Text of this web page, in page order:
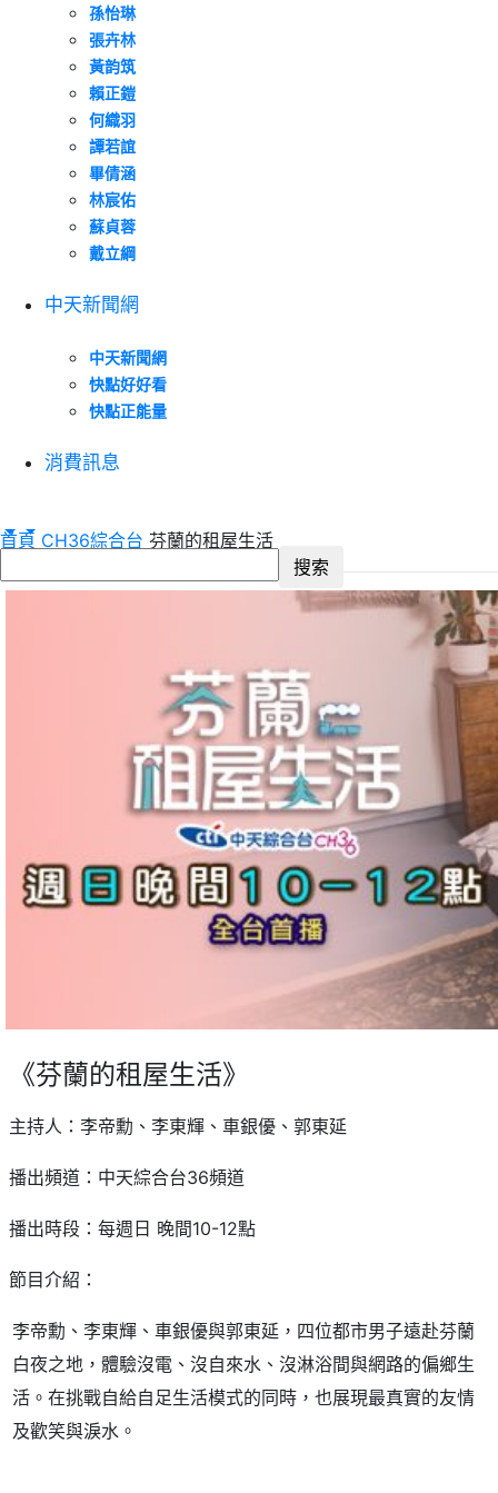
孫怡琳
張卉林
黃韵筑
賴正鎧
何織羽
譚若誼
畢倩涵
林宸佑
蘇貞蓉
戴立綱
中天新聞網
中天新聞網
快點好好看
快點正能量
消費訊息
首頁 CH36綜合台 芬蘭的租屋生活
《芬蘭的租屋生活》
主持人：李帝勳、李東輝、車銀優、郭東延
播出頻道：中天綜合台36頻道
播出時段：每週日 晚間10-12點
節目介紹：
李帝勳、李東輝、車銀優與郭東延，四位都市男子遠赴芬蘭
白夜之地，體驗沒電、沒自來水、沒淋浴間與網路的偏鄉生
活。在挑戰自給自足生活模式的同時，也展現最真實的友情
及歡笑與淚水。